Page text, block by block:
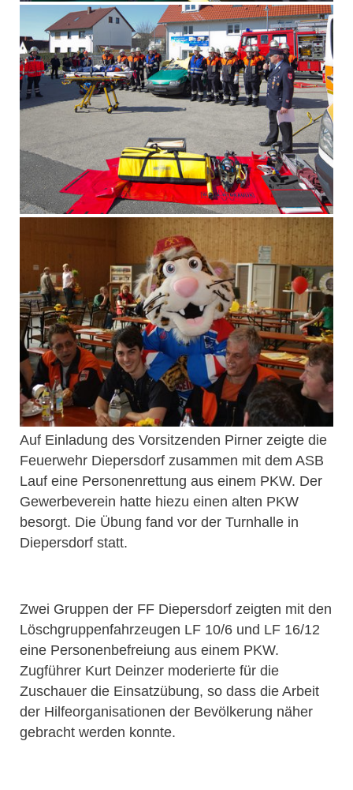
Auf Einladung des Vorsitzenden Pirner zeigte die
Feuerwehr Diepersdorf zusammen mit dem ASB
Lauf eine Personenrettung aus einem PKW. Der
Gewerbeverein hatte hiezu einen alten PKW
besorgt. Die Übung fand vor der Turnhalle in
Diepersdorf statt.
Zwei Gruppen der FF Diepersdorf zeigten mit den
Löschgruppenfahrzeugen LF 10/6 und LF 16/12
eine Personenbefreiung aus einem PKW.
Zugführer Kurt Deinzer moderierte für die
Zuschauer die Einsatzübung, so dass die Arbeit
der Hilfeorganisationen der Bevölkerung näher
gebracht werden konnte.